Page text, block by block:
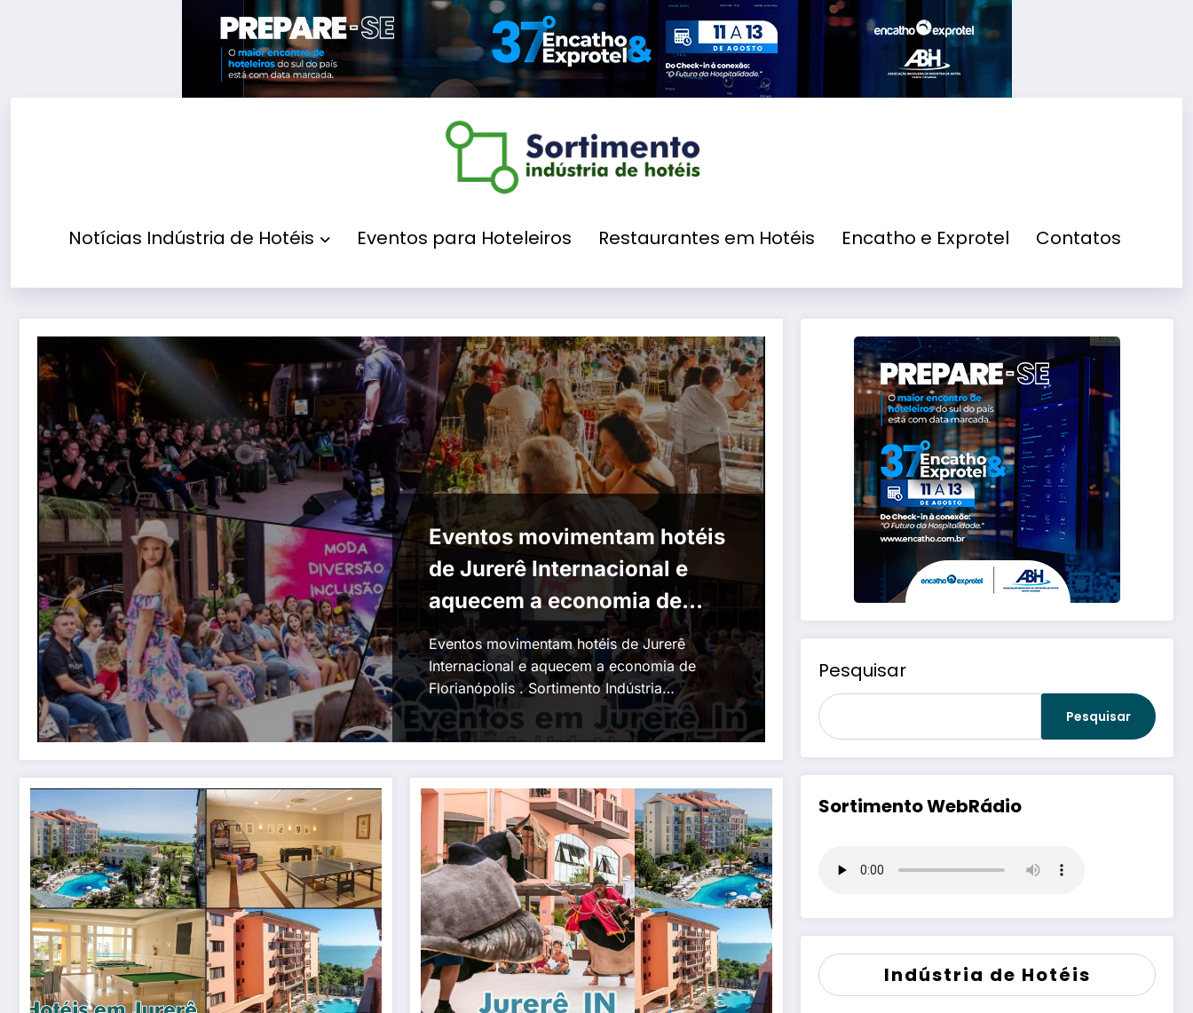
Notícias Indústria de Hotéis Eventos para Hoteleiros Restaurantes em Hotéis Encatho e Exprotel Contatos
Eventos movimentam hotéis
de Jurerê Internacional e
aquecem a economia de
Florianópolis
Eventos movimentam hotéis de Jurerê
Internacional e aquecem a economia de
Florianópolis . Sortimento Indústria…
Pesquisar
Pesquisar
Sortimento WebRádio
Indústria de Hotéis